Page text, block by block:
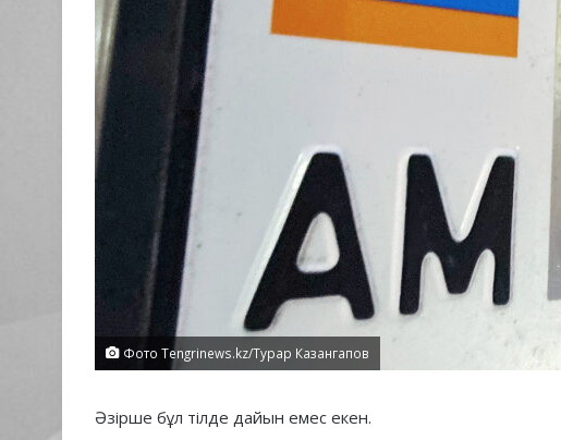
Фото Tengrinews.kz/Турар Казангапов
Әзірше бұл тілде дайын емес екен.